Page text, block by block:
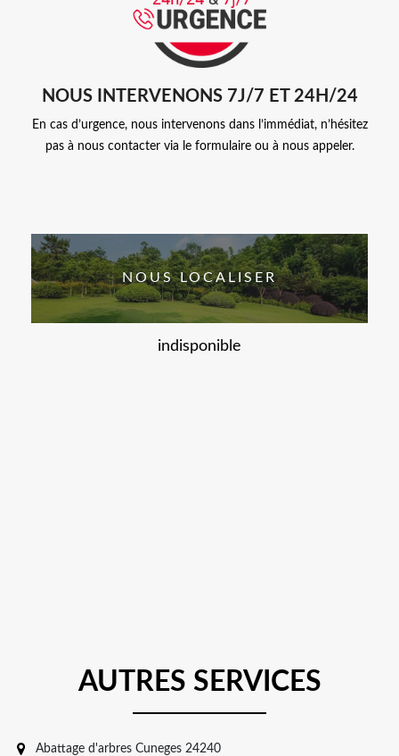
NOUS INTERVENONS 7J/7 ET 24H/24
En cas d’urgence, nous intervenons dans l’immédiat, n’hésitez
pas à nous contacter via le formulaire ou à nous appeler.
NOUS LOCALISER
indisponible
AUTRES SERVICES
Abattage d'arbres Cuneges 24240